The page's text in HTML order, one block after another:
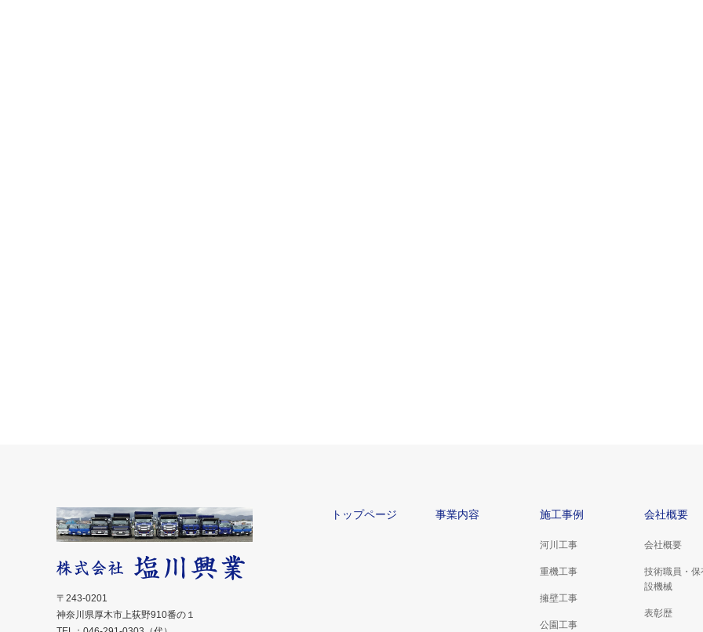
トップページ 事業内容 施工事例
河川工事
重機工事
擁壁工事
公園工事
会社概要
会社概要
技術職員・保
設機械
表彰歴
〒243-0201
神奈川県厚木市上荻野910番の１